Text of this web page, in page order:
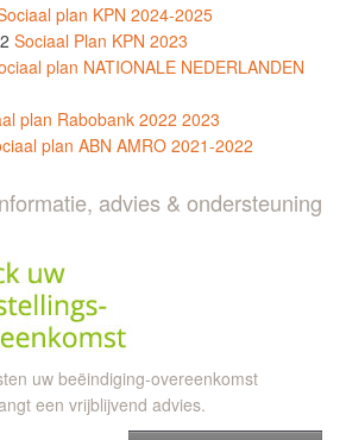
plan KPN 2024-2025
Sociaal Plan KPN 2023
plan NATIONALE NEDERLANDEN
plan Rabobank 2022 2023
plan ABN AMRO 2021-2022
advies & ondersteuning
uw beëindiging-overeenkomst
een vrijblijvend advies.